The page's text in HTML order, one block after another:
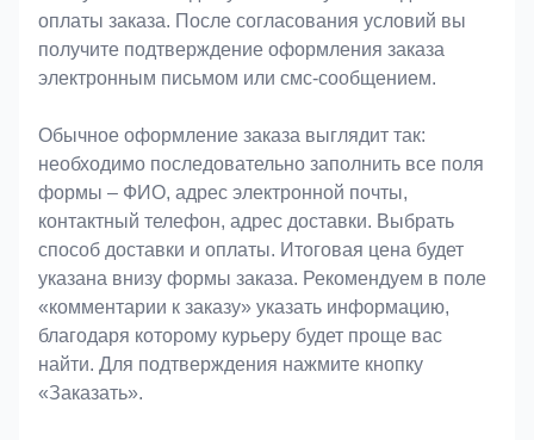
оплаты заказа. После согласования условий вы
получите подтверждение оформления заказа
электронным письмом или смс-сообщением.
Обычное оформление заказа выглядит так:
необходимо последовательно заполнить все поля
формы – ФИО, адрес электронной почты,
контактный телефон, адрес доставки. Выбрать
способ доставки и оплаты. Итоговая цена будет
указана внизу формы заказа. Рекомендуем в поле
«комментарии к заказу» указать информацию,
благодаря которому курьеру будет проще вас
найти. Для подтверждения нажмите кнопку
«Заказать».